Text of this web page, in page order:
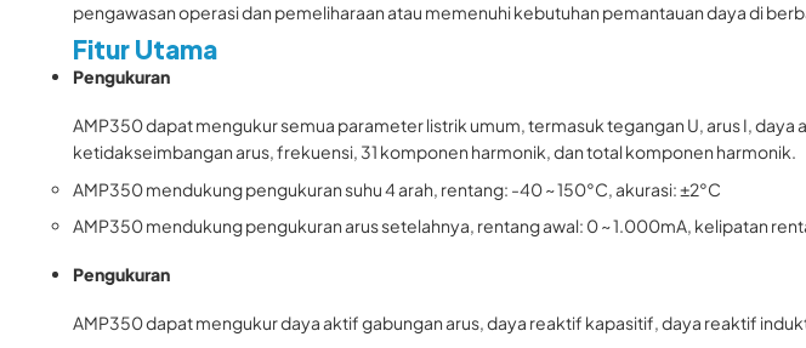
pengawasan operasi dan pemeliharaan atau memenuhi kebutuhan pemantauan daya di
Fitur Utama
Pengukuran
AMP350 dapat mengukur semua parameter listrik umum, termasuk tegangan U, arus I,
ketidakseimbangan arus, frekuensi, 31 komponen harmonik, dan total komponen harmonik.
AMP350 mendukung pengukuran suhu 4 arah, rentang: -40 ~ 150°C, akurasi: ±2°C
AMP350 mendukung pengukuran arus setelahnya, rentang awal: 0 ~ 1.000mA, kelipatan
Pengukuran
AMP350 dapat mengukur daya aktif gabungan arus, daya reaktif kapasitif, daya reaktif